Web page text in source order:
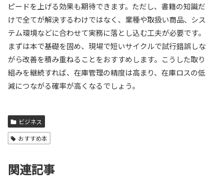
ピードを上げる効果も期待できます。ただし、書籍の知識だ
けで全てが解決するわけではなく、業種や取扱い商品、シス
テム環境などに合わせて実務に落とし込む工夫が必要です。
まずは本で基礎を固め、現場で短いサイクルで試行錯誤しな
がら改善を積み重ねることをおすすめします。こうした取り
組みを継続すれば、在庫管理の精度は高まり、在庫ロスの低
減につながる確率が高くなるでしょう。
ビジネス
おすすめ本
関連記事